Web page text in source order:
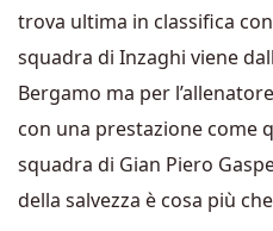
trova ultima in classifica
squadra di Inzaghi viene
Bergamo ma per
con una prestazione come
squadra di Gian Piero
della salvezza è cosa più